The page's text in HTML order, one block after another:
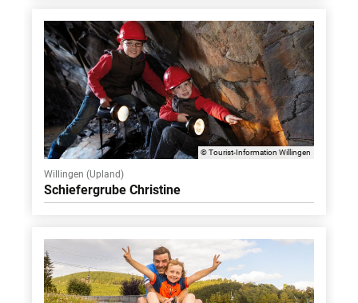
© Tourist-Information Willingen
Willingen (Upland)
Schiefergrube Christine